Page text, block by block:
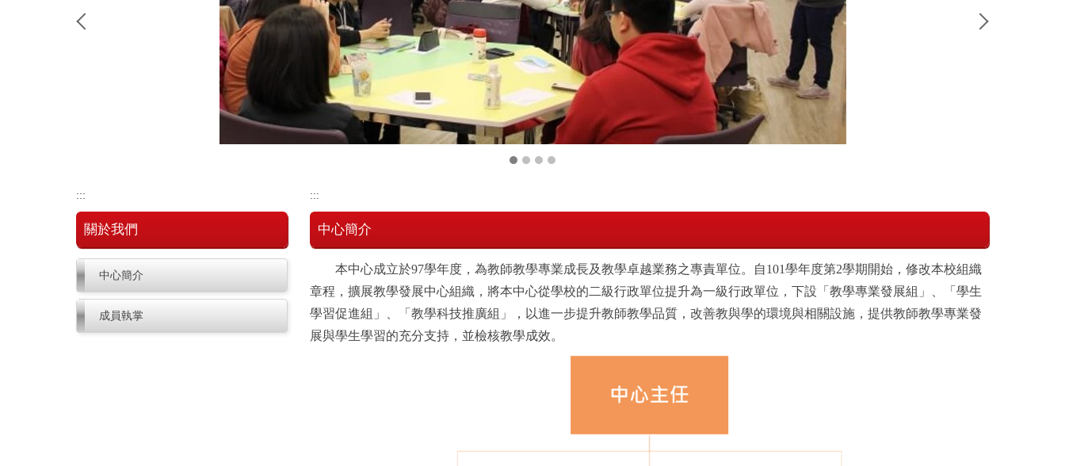
:::
關於我們
中心簡介
成員執掌
:::
中心簡介
本中心成立於97學年度，為教師教學專業成長及教學卓越業務之專責單位。自101學年度第2學期開始，修改本校組織
章程，擴展教學發展中心組織，將本中心從學校的二級行政單位提升為一級行政單位，下設「教學專業發展組」、「學生
學習促進組」、「教學科技推廣組」，以進一步提升教師教學品質，改善教與學的環境與相關設施，提供教師教學專業發
展與學生學習的充分支持，並檢核教學成效。